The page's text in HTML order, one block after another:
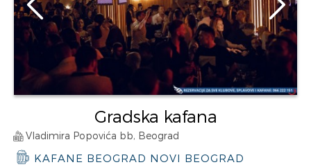
Gradska kafana
Vladimira Popovića bb, Beograd
KAFANE BEOGRAD NOVI BEOGRAD